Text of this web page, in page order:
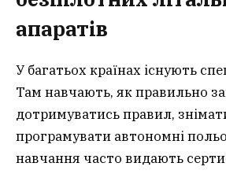
апаратів
У багатьох країнах існують
Там навчають, як правильно
дотримуватись правил,
програмувати автономні
навчання часто видають